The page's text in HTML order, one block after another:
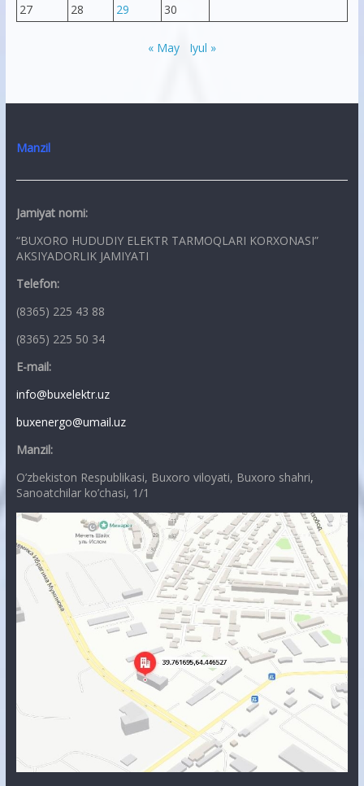
27
28 29 30
« May Iyul »
Manzil
Jamiyat nomi:
“BUXORO HUDUDIY ELEKTR TARMOQLARI KORXONASI”
AKSIYADORLIK JAMIYATI
Telefon:
(8365) 225 43 88
(8365) 225 50 34
E-mail:
info@buxelektr.uz
buxenergo@umail.uz
Manzil:
O’zbekiston Respublikasi, Buxoro viloyati, Buxoro shahri,
Sanoatchilar ko’chasi, 1/1